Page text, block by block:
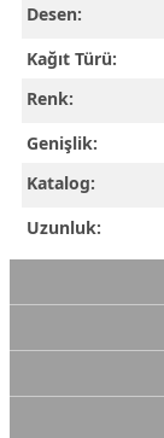
Desen:
Kağıt Türü:
Renk:
Genişlik:
Katalog:
Uzunluk: